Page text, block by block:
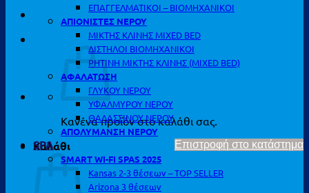
Κανένα προϊόν στο καλάθι σας.
Επιστροφή στο κατάστημα
Καλάθι
ΕΠΑΓΓΕΛΜΑΤΙΚΟΙ – ΒΙΟΜΗΧΑΝΙΚΟΙ
ΑΠΙΟΝΙΣΤΕΣ ΝΕΡΟΥ
ΜΙΚΤΗΣ ΚΛΙΝΗΣ MIXED BED
ΔΙΣΤΗΛΟΙ ΒΙΟΜΗΧΑΝΙΚΟΙ
ΡΗΤΙΝΗ ΜΙΚΤΗΣ ΚΛΙΝΗΣ (MIXED BED)
ΑΦΑΛΑΤΩΣΗ
ΓΛΥΚΟΥ ΝΕΡΟΥ
ΥΦΑΛΜΥΡΟΥ ΝΕΡΟΥ
ΘΑΛΑΣΣΙΝΟΥ ΝΕΡΟΥ
ΑΠΟΛΥΜΑΝΣΗ ΝΕΡΟΥ
SPA
SMART WI-FI SPAS 2025
Kansas 2-3 θέσεων – TOP SELLER
Arizona 3 θέσεων